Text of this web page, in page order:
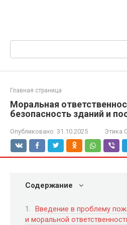
Поиск:
Главная страница
Моральная
безопасность зданий и
Опубликовано: 31.10.2025 Этика
Содержание
Введение в проблему
и моральной